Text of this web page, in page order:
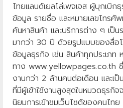
ไทยแลนด์เยลโล่เพจเจส ผู้บุกเบิก
ข้อมูล รายชื่อ และหมายเลขโทร
ค้นหาสินค้า และบริการต่าง ๆ เป็น
มากว่า 30 ปี ด้วยรูปแบบของสื่อ
ข้อมูลธุรกิจ เช่น สินค้าทุกประเภท
ทาง www.yellowpages.co.th
งานกว่า 2 ล้านคนต่อเดือน และเ
ที่มีผู้เข้าใช้งานสูงสุดในหมวดธุรกิ
นิยมการเข้าชมเว็บไซต์ของคนไ